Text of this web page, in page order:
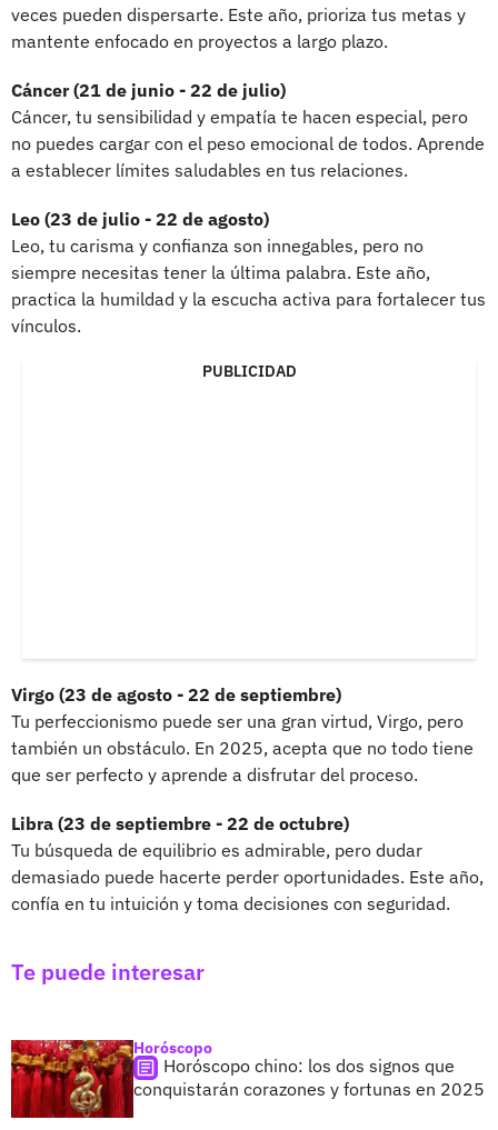
veces pueden dispersarte. Este año, prioriza tus metas y
mantente enfocado en proyectos a largo plazo.
Cáncer (21 de junio - 22 de julio)
Cáncer, tu sensibilidad y empatía te hacen especial, pero
no puedes cargar con el peso emocional de todos. Aprende
a establecer límites saludables en tus relaciones.
Leo (23 de julio - 22 de agosto)
Leo, tu carisma y confianza son innegables, pero no
siempre necesitas tener la última palabra. Este año,
practica la humildad y la escucha activa para fortalecer tus
vínculos.
PUBLICIDAD
Virgo (23 de agosto - 22 de septiembre)
Tu perfeccionismo puede ser una gran virtud, Virgo, pero
también un obstáculo. En 2025, acepta que no todo tiene
que ser perfecto y aprende a disfrutar del proceso.
Libra (23 de septiembre - 22 de octubre)
Tu búsqueda de equilibrio es admirable, pero dudar
demasiado puede hacerte perder oportunidades. Este año,
confía en tu intuición y toma decisiones con seguridad.
Te puede interesar
Horóscopo
Horóscopo chino: los dos signos que
conquistarán corazones y fortunas en 2025